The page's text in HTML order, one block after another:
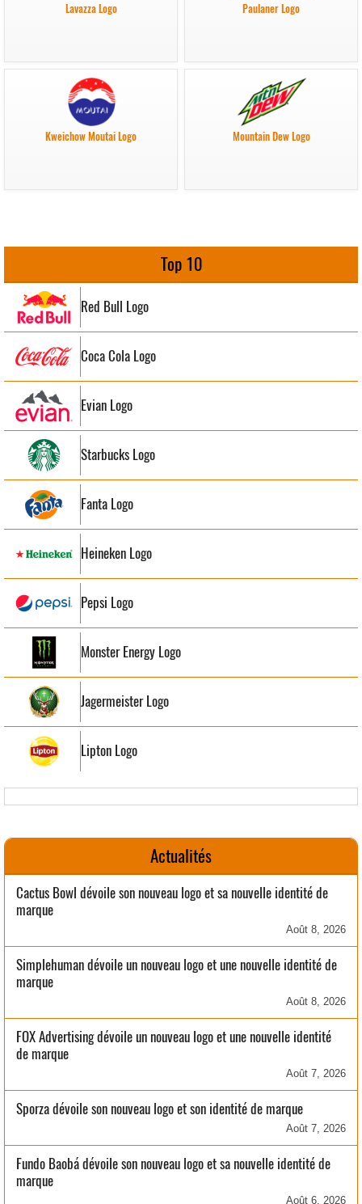
Lavazza Logo Paulaner Logo
Kweichow Moutai Logo Mountain Dew Logo
Top 10
Red Bull Logo
Coca Cola Logo
Evian Logo
Starbucks Logo
Fanta Logo
Heineken Logo
Pepsi Logo
Monster Energy Logo
Jagermeister Logo
Lipton Logo
Actualités
Cactus Bowl dévoile son nouveau logo et sa nouvelle identité de
marque
Août 8, 2026
Simplehuman dévoile un nouveau logo et une nouvelle identité de
marque
Août 8, 2026
FOX Advertising dévoile un nouveau logo et une nouvelle identité
de marque
Août 7, 2026
Sporza dévoile son nouveau logo et son identité de marque
Août 7, 2026
Fundo Baobá dévoile son nouveau logo et sa nouvelle identité de
marque
Août 6, 2026